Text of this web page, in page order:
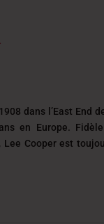
dans l’East End
en Europe.
Cooper est